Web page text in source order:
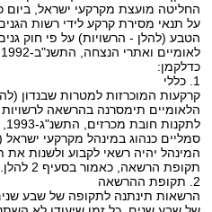
על תנאי מסירת קרקע לידי רשות
הטבע (להלן - הרשויות) על פי חוק
כדלקמן:
1. כללי
קרקעות המוכרזות למטרות שבנדון
סמליים כנהוג במינהל מקרקעי ישראל
המינהל יהיה רשאי לקבוע ולשנות
תקופת הרשאה, כאמור בסעיף 2 להלן.
2. תקופת ההרשאה
הרשאות תינתנה לתקופה של שבע